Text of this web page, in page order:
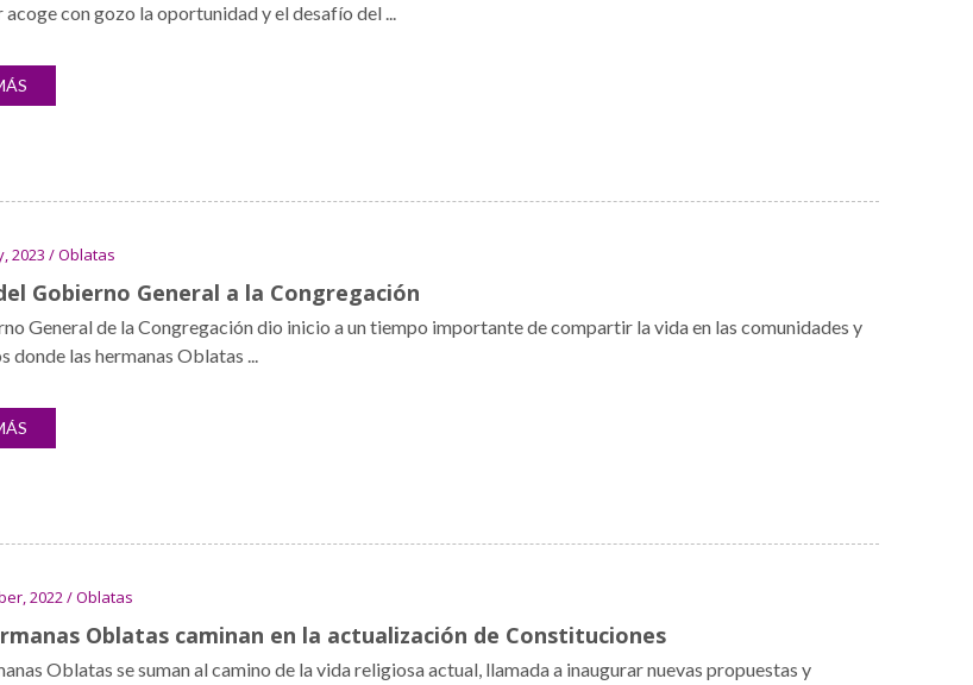
acoge con gozo la oportunidad y el desafío del ...
2023 / Oblatas
Gobierno General a la Congregación
General de la Congregación dio inicio a un tiempo importante de compartir la vida en las comunidades y
donde las hermanas Oblatas ...
2022 / Oblatas
Oblatas caminan en la actualización de Constituciones
Oblatas se suman al camino de la vida religiosa actual, llamada a inaugurar nuevas propuestas y